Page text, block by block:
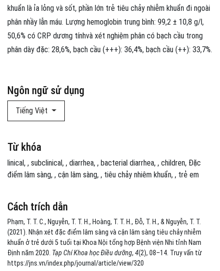
Ngôn ngữ sử dụng
Tiếng Việt
Cách trích dẫn
Phạm, T. T. C., Nguyễn, T. T. H., Hoàng, T. T. H., Đỗ, T. H., & Nguyễn, T. T.
(2021). Nhận xét đặc điểm lâm sàng và cận lâm sàng tiêu chảy nhiễm
khuẩn ở trẻ dưới 5 tuổi tại Khoa Nội tổng hợp Bệnh viện Nhi tỉnh Nam
Định năm 2020. Tạp Chí Khoa học Điều dưỡng, 4(2), 08–14. Truy vấn từ
https://jns.vn/index.php/journal/article/view/320
khuẩn là ỉa lỏng và sốt, phần lớn trẻ tiêu chảy nhiễm khuẩn đi ngoài
phân nhầy lẫn máu. Lượng hemoglobin trung bình: 99,2 ± 10,8 g/l,
50,6% có CRP dương tínhvà xét nghiệm phân có bạch cầu trong
phân dày đặc: 28,6%, bạch cầu (+++): 36,4%, bạch cầu (++): 33,7%.
Từ khóa
linical , subclinical , diarrhea , bacterial diarrhea , children Đặc
điểm lâm sàng , cận lâm sàng , tiêu chảy nhiêm khuẩn , trẻ em